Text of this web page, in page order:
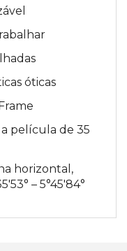
óticas
película de 35
horizontal,
– 5°45'84°